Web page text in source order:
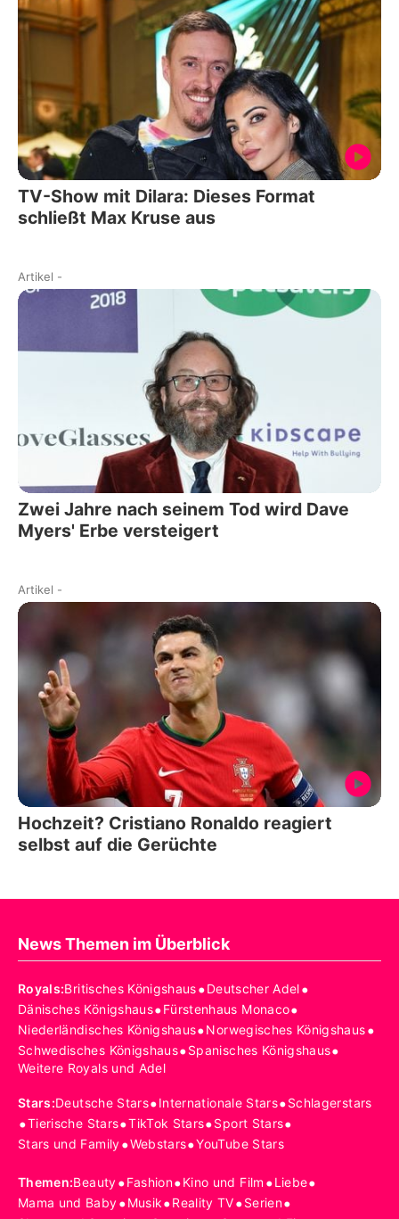
TV-Show mit Dilara: Dieses Format
schließt Max Kruse aus
Artikel -
Zwei Jahre nach seinem Tod wird Dave
Myers' Erbe versteigert
Artikel -
Hochzeit? Cristiano Ronaldo reagiert
selbst auf die Gerüchte
News Themen im Überblick
Royals:Britisches Königshaus•Deutscher Adel•
Dänisches Königshaus•Fürstenhaus Monaco•
Niederländisches Königshaus•Norwegisches Königshaus•
Schwedisches Königshaus•Spanisches Königshaus•
Weitere Royals und Adel
Stars:Deutsche Stars•Internationale Stars•Schlagerstars
•Tierische Stars•TikTok Stars•Sport Stars•
Stars und Family•Webstars•YouTube Stars
Themen:Beauty•Fashion•Kino und Film •Liebe•
Mama und Baby•Musik•Reality TV•Serien•